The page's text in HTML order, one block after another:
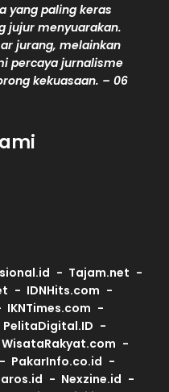
yang paling keras
jujur menyuarakan.
jurang, melainkan
percaya jurnalisme
kekuasaan. – 06
Tajam.net
IDNHits.com
IKNTimes.com
PelitaDigital.ID
WisataRakyat.com
PakarInfo.co.id
Nexzine.id